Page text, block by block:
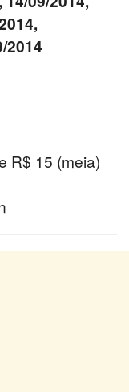
2014
R$ 15 (meia)